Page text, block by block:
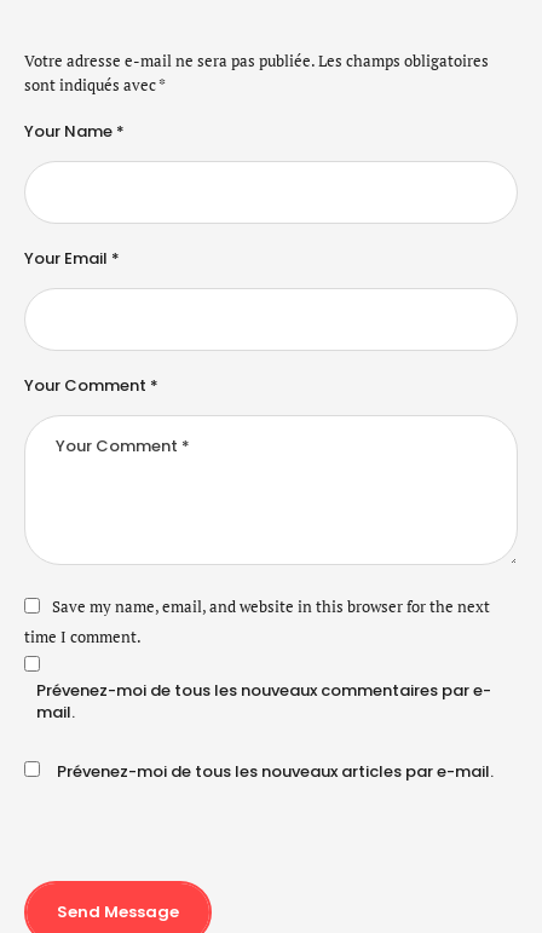
Votre adresse e-mail ne sera pas publiée.Les champs obligatoires
sont indiqués avec*
Your Comment *
Your Name *
Your Email *
Save my name, email, and website in this browser for the next
time I comment.
Prévenez-moi de tous les nouveaux commentaires par e-
mail.
Prévenez-moi de tous les nouveaux articles par e-mail.
Send Message